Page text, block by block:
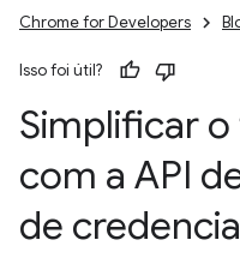
Chrome for Developers
Isso foi útil?
Simplificar
com a API
de